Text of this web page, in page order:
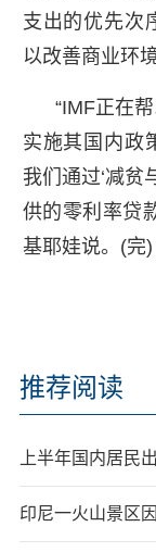
支出的优先次
以改善商业环
“IMF正在
实施其国内政
我们通过‘减贫
供的零利率贷
基耶娃说。(完)
推荐阅读
上半年国内居民
印尼一火山景区